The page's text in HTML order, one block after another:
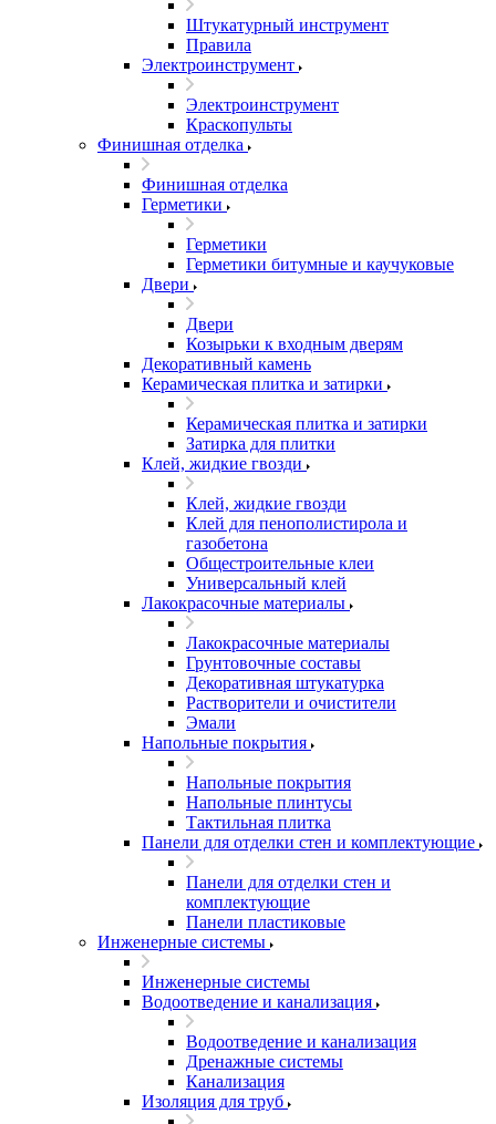
Штукатурный инструмент
Правила
Электроинструмент
Электроинструмент
Краскопульты
Финишная отделка
Финишная отделка
Герметики
Герметики
Герметики битумные и каучуковые
Двери
Двери
Козырьки к входным дверям
Декоративный камень
Керамическая плитка и затирки
Керамическая плитка и затирки
Затирка для плитки
Клей, жидкие гвозди
Клей, жидкие гвозди
Клей для пенополистирола и
газобетона
Общестроительные клеи
Универсальный клей
Лакокрасочные материалы
Лакокрасочные материалы
Грунтовочные составы
Декоративная штукатурка
Растворители и очистители
Эмали
Напольные покрытия
Напольные покрытия
Напольные плинтусы
Тактильная плитка
Панели для отделки стен и комплектующие
Панели для отделки стен и
комплектующие
Панели пластиковые
Инженерные системы
Инженерные системы
Водоотведение и канализация
Водоотведение и канализация
Дренажные системы
Канализация
Изоляция для труб